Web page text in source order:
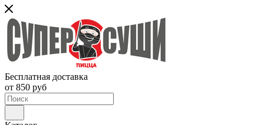
Бесплатная доставка
от 850 руб